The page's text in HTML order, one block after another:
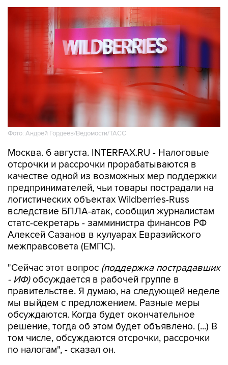
Фото: Андрей Гордеев/Ведомости/ТАСС
Москва. 6 августа. INTERFAX.RU - Налоговые
отсрочки и рассрочки прорабатываются в
качестве одной из возможных мер поддержки
предпринимателей, чьи товары пострадали на
логистических объектах Wildberries-Russ
вследствие БПЛА-атак, сообщил журналистам
статс-секретарь - замминистра финансов РФ
Алексей Сазанов в кулуарах Евразийского
межправсовета (ЕМПС).
"Сейчас этот вопрос (поддержка пострадавших
- ИФ)обсуждается в рабочей группе в
правительстве. Я думаю, на следующей неделе
мы выйдем с предложением. Разные меры
обсуждаются. Когда будет окончательное
решение, тогда об этом будет объявлено. (...) В
том числе, обсуждаются отсрочки, рассрочки
по налогам", - сказал он.